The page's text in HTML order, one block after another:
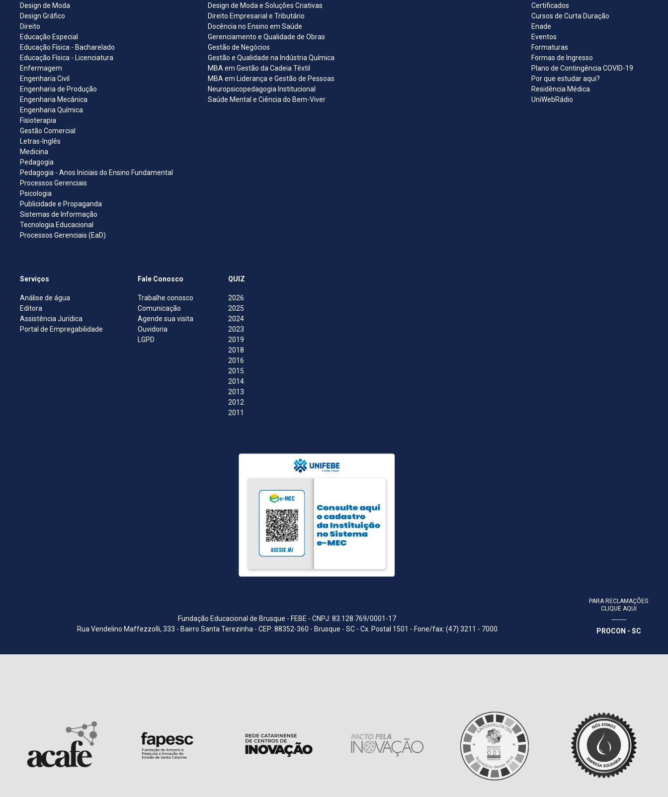
Design de Moda
Design Gráfico
Direito
Educação Especial
Educação Física - Bacharelado
Educação Física - Licenciatura
Enfermagem
Engenharia Civil
Engenharia de Produção
Engenharia Mecânica
Engenharia Química
Fisioterapia
Gestão Comercial
Letras-Inglês
Medicina
Pedagogia
Pedagogia - Anos Iniciais do Ensino Fundamental
Processos Gerenciais
Psicologia
Publicidade e Propaganda
Sistemas de Informação
Tecnologia Educacional
Processos Gerenciais (EaD)
Design de Moda e Soluções Criativas
Direito Empresarial e Tributário
Docência no Ensino em Saúde
Gerenciamento e Qualidade de Obras
Gestão de Negócios
Gestão e Qualidade na Indústria Química
MBA em Gestão da Cadeia Têxtil
MBA em Liderança e Gestão de Pessoas
Neuropsicopedagogia Institucional
Saúde Mental e Ciência do Bem-Viver
Certificados
Cursos de Curta Duração
Enade
Eventos
Formaturas
Formas de Ingresso
Plano de Contingência COVID-19
Por que estudar aqui?
Residência Médica
UniWebRádio
Serviços
Análise de água
Editora
Assistência Jurídica
Portal de Empregabilidade
Fale Conosco
Trabalhe conosco
Comunicação
Agende sua visita
Ouvidoria
LGPD
QUIZ
2026
2025
2024
2023
2019
2018
2016
2015
2014
2013
2012
2011
Fundação Educacional de Brusque - FEBE - CNPJ: 83.128.769/0001-17
Rua Vendelino Maffezzolli, 333 - Bairro Santa Terezinha - CEP: 88352-360 - Brusque - SC - Cx. Postal 1501 - Fone/fax: (47) 3211 - 7000
PARA RECLAMAÇÕES
CLIQUE AQUI
PROCON - SC